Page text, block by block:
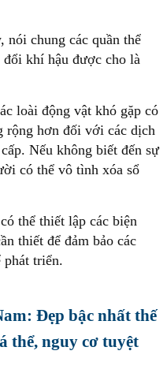
nói chung các quần thể
khí hậu được cho là
loài động vật khó gặp có
rộng hơn đối với các dịch
Nếu không biết đến sự
có thể vô tình xóa sổ
thể thiết lập các biện
thiết để đảm bảo các
phát triển.
Đẹp bậc nhất thế
thể, nguy cơ tuyệt